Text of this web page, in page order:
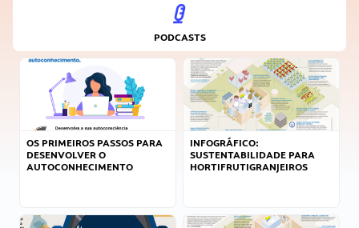
PODCASTS
OS PRIMEIROS PASSOS PARA
DESENVOLVER O
AUTOCONHECIMENTO
INFOGRÁFICO:
SUSTENTABILIDADE PARA
HORTIFRUTIGRANJEIROS